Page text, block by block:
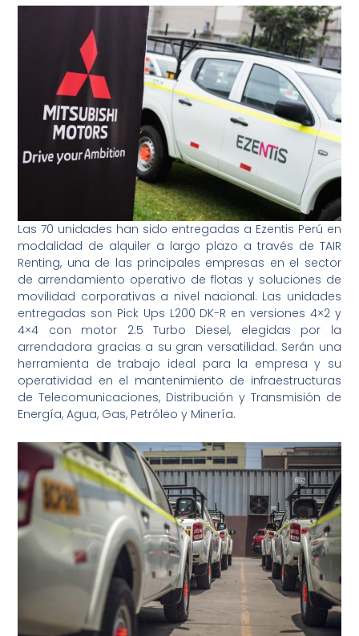
Las 70 unidades han sido entregadas a Ezentis Perú en
modalidad de alquiler a largo plazo a través de TAIR
Renting, una de las principales empresas en el sector
de arrendamiento operativo de flotas y soluciones de
movilidad corporativas a nivel nacional. Las unidades
entregadas son Pick Ups L200 DK-R en versiones 4×2 y
4×4 con motor 2.5 Turbo Diesel, elegidas por la
arrendadora gracias a su gran versatilidad. Serán una
herramienta de trabajo ideal para la empresa y su
operatividad en el mantenimiento de infraestructuras
de Telecomunicaciones, Distribución y Transmisión de
Energía, Agua, Gas, Petróleo y Minería.